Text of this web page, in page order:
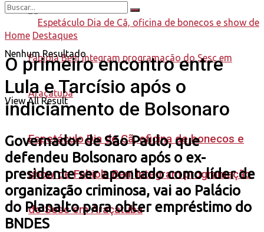
Espetáculo Dia de Cã, oficina de bonecos e
show de Fabiola Beni integram programação
do Sesc em Araçatuba
Nenhum Resultado
View All Result
Home Destaques
O primeiro encontro entre
Lula e Tarcísio após o
indiciamento de Bolsonaro
Governador de São Paulo, que
defendeu Bolsonaro após o ex-
presidente ser apontado como líder de
organização criminosa, vai ao Palácio
do Planalto para obter empréstimo do
BNDES